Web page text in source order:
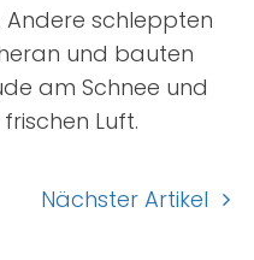
Andere schleppten
und bauten
am Schnee und
Luft.
Nächster Artikel